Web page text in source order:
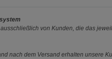
von Kunden, die das
nach dem Versand erhalten unsere